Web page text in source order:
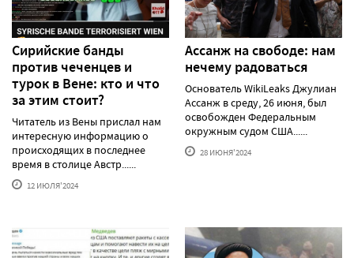
Сирийские банды
против чеченцев и
турок в Вене: кто и что
за этим стоит?
Читатель из Вены прислал нам
интересную информацию о
происходящих в последнее
время в столице Австр......
12 ИЮЛЯ'2024
Ассанж на свободе: нам
нечему радоваться
Основатель WikiLeaks Джулиан
Ассанж в среду, 26 июня, был
освобожден Федеральным
окружным судом США......
28 ИЮНЯ'2024